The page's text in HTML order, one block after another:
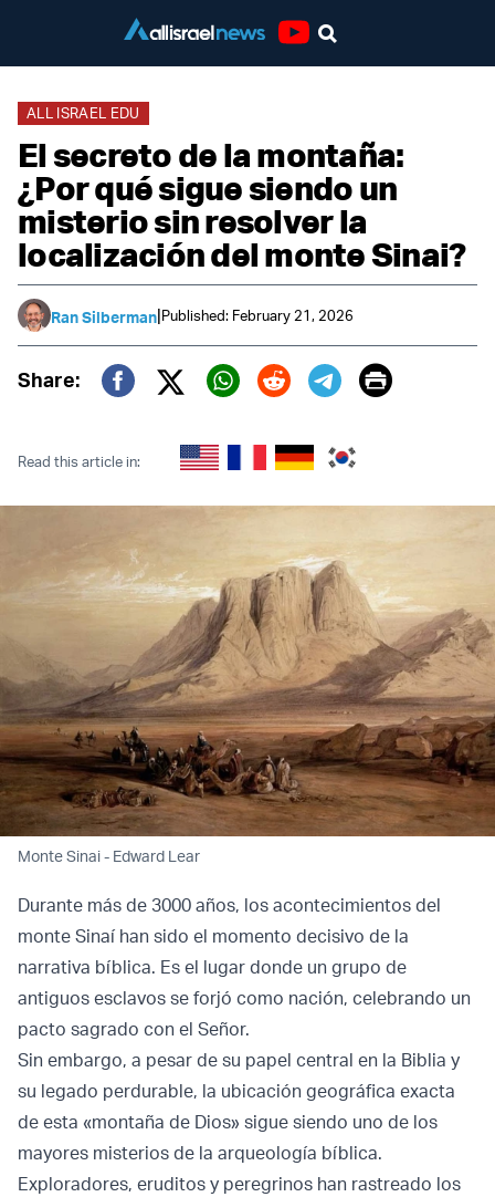
ALL ISRAEL EDU
El secreto de la montaña:
¿Por qué sigue siendo un
misterio sin resolver la
localización del monte Sinai?
Ran Silberman|Published: February 21, 2026
Share:
Twitter (X)
Print
Read this article in:
Monte Sinai - Edward Lear
Durante más de 3000 años, los acontecimientos del
monte Sinaí han sido el momento decisivo de la
narrativa bíblica. Es el lugar donde un grupo de
antiguos esclavos se forjó como nación, celebrando un
pacto sagrado con el Señor.
Sin embargo, a pesar de su papel central en la Biblia y
su legado perdurable, la ubicación geográfica exacta
de esta «montaña de Dios» sigue siendo uno de los
mayores misterios de la arqueología bíblica.
Exploradores, eruditos y peregrinos han rastreado los